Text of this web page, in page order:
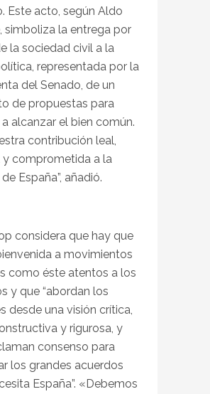
Este acto, según Aldo
simboliza la entrega por
la sociedad civil a la
representada por la
del Senado, de un
de propuestas para
alcanzar el bien común.
contribución leal,
y comprometida a la
España”, añadió.
considera que hay que
a movimientos
como éste atentos a los
y que “abordan los
desde una visión crítica,
y rigurosa, y
consenso para
los grandes acuerdos
España”. «Debemos